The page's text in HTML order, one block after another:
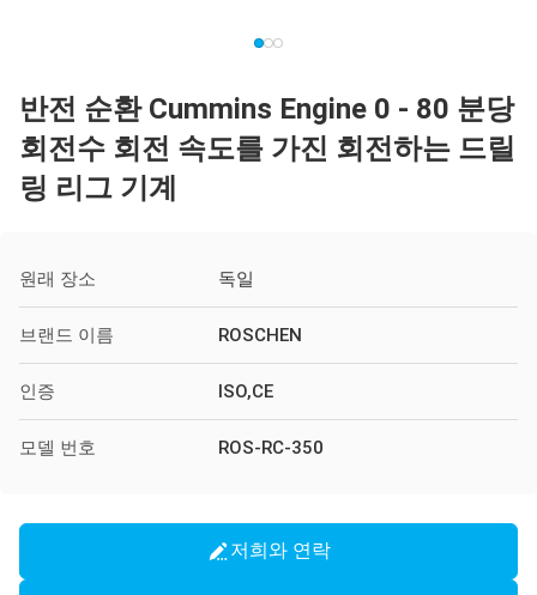
반전 순환 Cummins Engine 0 - 80 분당
회전수 회전 속도를 가진 회전하는 드릴
링 리그 기계
원래 장소 독일
브랜드 이름 ROSCHEN
인증 ISO,CE
모델 번호 ROS-RC-350
저희와 연락